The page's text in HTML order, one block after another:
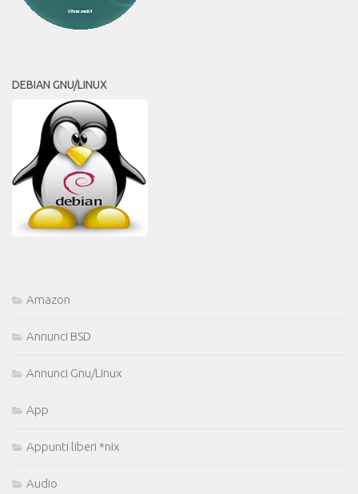
DEBIAN GNU/LINUX
Amazon
Annunci BSD
Annunci Gnu/Linux
App
Appunti liberi *nix
Audio